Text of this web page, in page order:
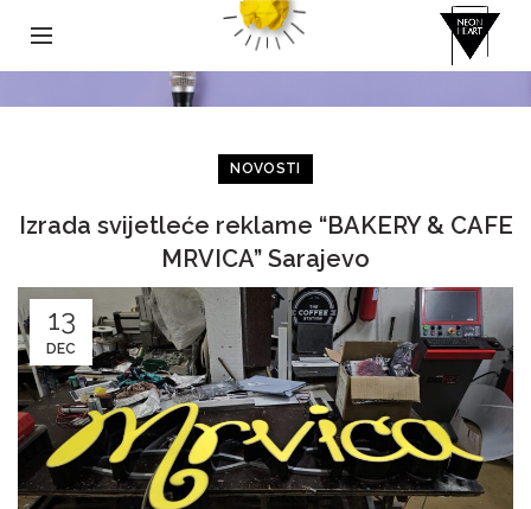
NOVOSTI
Izrada svijetleće reklame “BAKERY & CAFE
MRVICA” Sarajevo
13
DEC